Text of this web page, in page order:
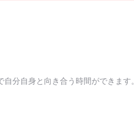
分自身と向き合う時間ができます。